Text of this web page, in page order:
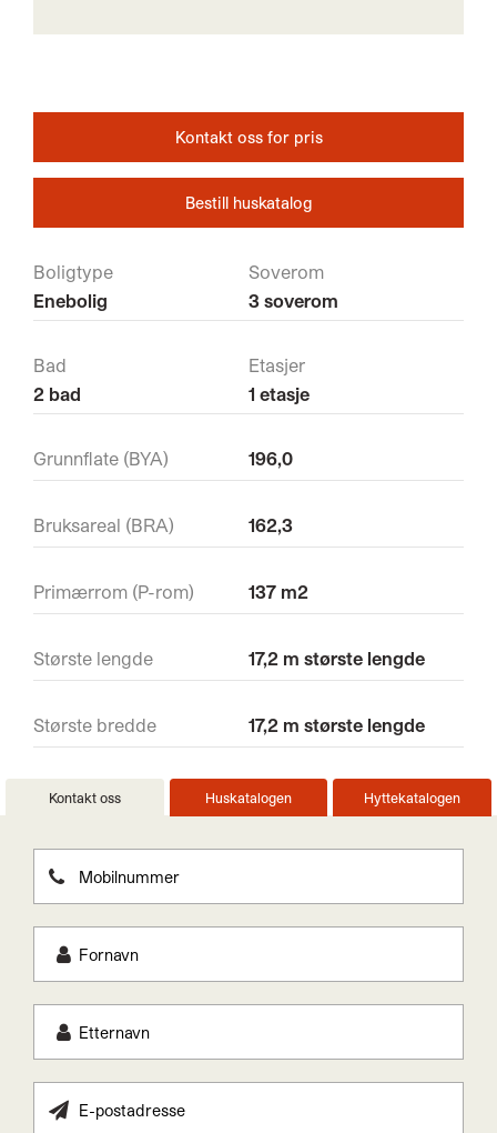
Kontakt oss for pris
Bestill huskatalog
Boligtype
Enebolig
Soverom
3 soverom
Bad
2 bad
Etasjer
1 etasje
Grunnflate (BYA) 196,0
Bruksareal (BRA) 162,3
Primærrom (P-rom) 137 m2
Største lengde 17,2 m største lengde
Største bredde 17,2 m største lengde
Kontakt oss Huskatalogen Hyttekatalogen